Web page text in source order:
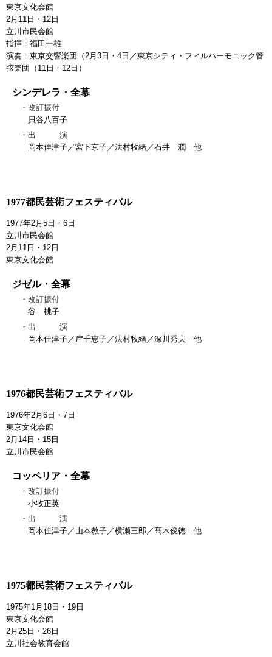
東京文化会館
2月11日・12日
立川市民会館
指揮：福田一雄
演奏：東京交響楽団（2月3日・4日／東京シティ・フィルハーモニック管
弦楽団（11日・12日）
シンデレラ・全幕
改訂振付
貝谷八百子
出 演
岡本佳津子／宮下京子／法村牧緒／石井 潤 他
1977都民芸術フェスティバル
1977年2月5日・6日
立川市民会館
2月11日・12日
東京文化会館
ジゼル・全幕
改訂振付
谷 桃子
出 演
岡本佳津子／岸千恵子／法村牧緒／深川秀夫 他
1976都民芸術フェスティバル
1976年2月6日・7日
東京文化会館
2月14日・15日
立川市民会館
コッペリア・全幕
改訂振付
小牧正英
出 演
岡本佳津子／山本教子／横瀬三郎／髙木俊徳 他
1975都民芸術フェスティバル
1975年1月18日・19日
東京文化会館
2月25日・26日
立川社会教育会館